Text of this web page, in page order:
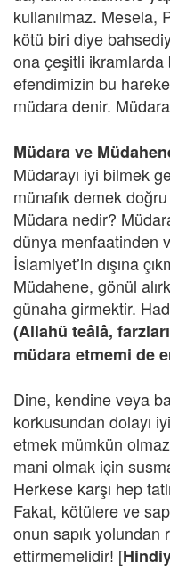
kullanılmaz. Mesela,
kötü biri diye
ona çeşitli
efendimizin bu
müdara denir.
Müdara ve
Müdarayı iyi bilmek
münafık demek
Müdara nedir?
dünya menfaatinden
İslamiyet’in dışına
Müdahene, gönül
günaha girmektir.
(Allahü teâlâ,
müdara etmemi de
Dine, kendine veya
korkusundan dolayı
etmek mümkün
mani olmak için
Herkese karşı hep
Fakat, kötülere ve
onun sapık yolundan
ettirmemelidir! [